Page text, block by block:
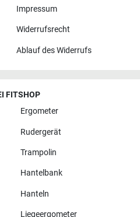
Impressum
Widerrufsrecht
Ablauf des Widerrufs
FITSHOP
Ergometer
Rudergerät
Trampolin
Hantelbank
Hanteln
Liegeergometer